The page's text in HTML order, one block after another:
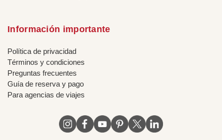
Información importante
Política de privacidad
Términos y condiciones
Preguntas frecuentes
Guía de reserva y pago
Para agencias de viajes